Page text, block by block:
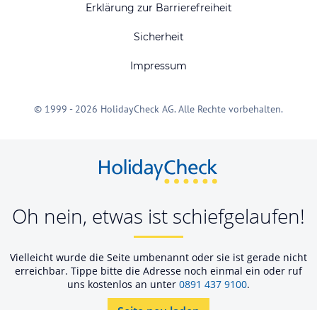
Erklärung zur Barrierefreiheit
Sicherheit
Impressum
© 1999 - 2026 HolidayCheck AG. Alle Rechte vorbehalten.
Oh nein, etwas ist schiefgelaufen!
Vielleicht wurde die Seite umbenannt oder sie ist gerade nicht
erreichbar. Tippe bitte die Adresse noch einmal ein oder ruf
uns kostenlos an unter 0891 437 9100.